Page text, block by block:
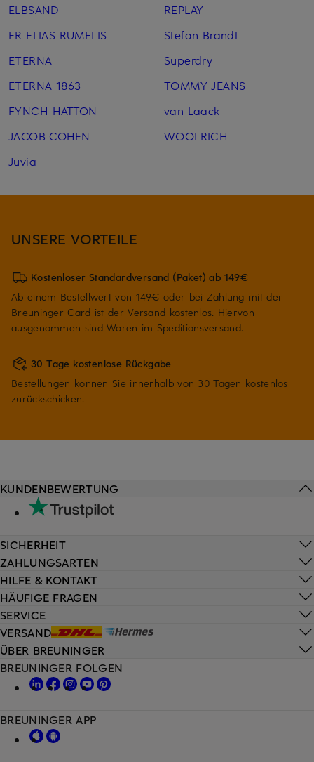
ELBSAND
ER ELIAS RUMELIS
ETERNA
ETERNA 1863
FYNCH-HATTON
JACOB COHEN
Juvia
REPLAY
Stefan Brandt
Superdry
TOMMY JEANS
van Laack
WOOLRICH
UNSERE VORTEILE
Kostenloser Standardversand (Paket) ab 149€
Ab einem Bestellwert von 149€ oder bei Zahlung mit der
Breuninger Card ist der Versand kostenlos. Hiervon
ausgenommen sind Waren im Speditionsversand.
30 Tage kostenlose Rückgabe
Bestellungen können Sie innerhalb von 30 Tagen kostenlos
zurückschicken.
HILFE & KONTAKT
HÄUFIGE FRAGEN
SERVICE
VERSAND
KUNDENBEWERTUNG
SICHERHEIT
ZAHLUNGSARTEN
ÜBER BREUNINGER
BREUNINGER FOLGEN
BREUNINGER APP